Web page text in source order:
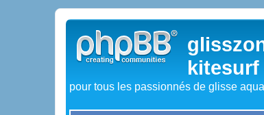
kitesurf
pour tous les passionnés de glisse